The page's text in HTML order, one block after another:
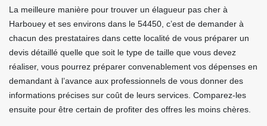
La meilleure manière pour trouver un élagueur pas cher à
Harbouey et ses environs dans le 54450, c’est de demander à
chacun des prestataires dans cette localité de vous préparer un
devis détaillé quelle que soit le type de taille que vous devez
réaliser, vous pourrez préparer convenablement vos dépenses en
demandant à l’avance aux professionnels de vous donner des
informations précises sur coût de leurs services. Comparez-les
ensuite pour être certain de profiter des offres les moins chères.